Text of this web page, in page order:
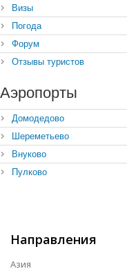
Визы
Погода
Форум
Отзывы туристов
Аэропорты
Домодедово
Шереметьево
Внуково
Пулково
Направления
Азия